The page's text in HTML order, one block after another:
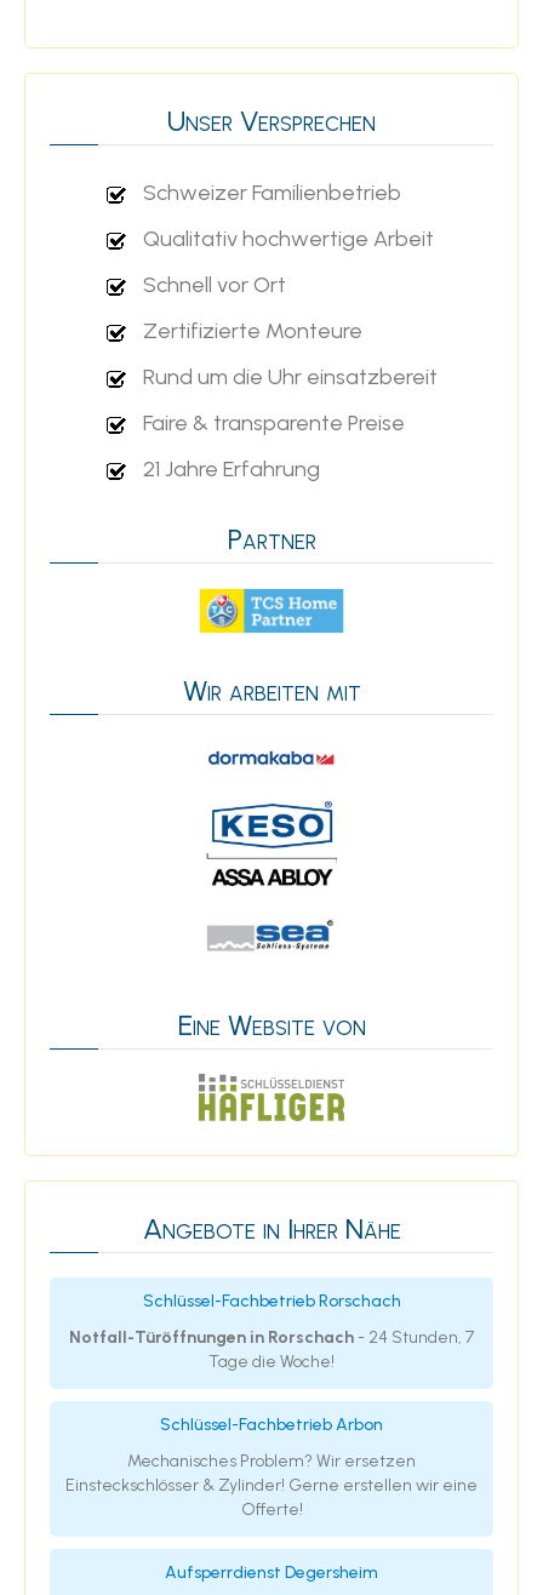
Unser Versprechen
Schweizer Familienbetrieb
Qualitativ hochwertige Arbeit
Schnell vor Ort
Zertifizierte Monteure
Rund um die Uhr einsatzbereit
Faire & transparente Preise
21 Jahre Erfahrung
Partner
Wir arbeiten mit
Eine Website von
Angebote in Ihrer Nähe
Schlüssel-Fachbetrieb Rorschach
Notfall-Türöffnungen in Rorschach - 24 Stunden, 7
Tage die Woche!
Schlüssel-Fachbetrieb Arbon
Mechanisches Problem? Wir ersetzen
Einsteckschlösser & Zylinder! Gerne erstellen wir eine
Offerte!
Aufsperrdienst Degersheim